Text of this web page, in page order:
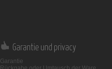
Garantie und privacy
Garantie